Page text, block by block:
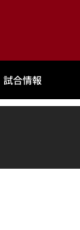
試合情報